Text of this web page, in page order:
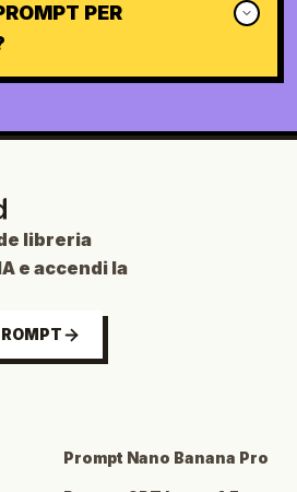
PER
libreria
e accendi la
Prompt Nano Banana Pro